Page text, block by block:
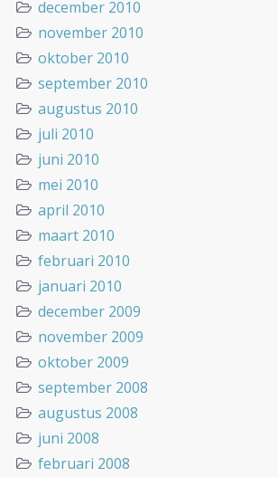
december 2010
november 2010
oktober 2010
september 2010
augustus 2010
juli 2010
juni 2010
mei 2010
april 2010
maart 2010
februari 2010
januari 2010
december 2009
november 2009
oktober 2009
september 2008
augustus 2008
juni 2008
februari 2008